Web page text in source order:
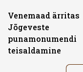
Venemaad ärritas
Jõgeveste
punamonumendi
teisaldamine